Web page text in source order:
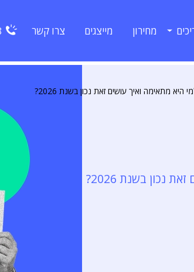
מחירון מייצגים צרו קשר
מתאימה ואיך עושים זאת נכון בשנת 2026?
בשנת 2026?